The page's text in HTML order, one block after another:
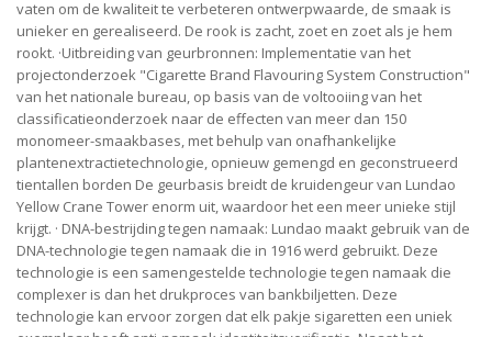
vaten om de kwaliteit te verbeteren ontwerpwaarde, de smaak is
unieker en gerealiseerd. De rook is zacht, zoet en zoet als je hem
rookt. ·Uitbreiding van geurbronnen: Implementatie van het
projectonderzoek "Cigarette Brand Flavouring System Construction"
van het nationale bureau, op basis van de voltooiing van het
classificatieonderzoek naar de effecten van meer dan 150
monomeer-smaakbases, met behulp van onafhankelijke
plantenextractietechnologie, opnieuw gemengd en geconstrueerd
tientallen borden De geurbasis breidt de kruidengeur van Lundao
Yellow Crane Tower enorm uit, waardoor het een meer unieke stijl
krijgt. · DNA-bestrijding tegen namaak: Lundao maakt gebruik van de
DNA-technologie tegen namaak die in 1916 werd gebruikt. Deze
technologie is een samengestelde technologie tegen namaak die
complexer is dan het drukproces van bankbiljetten. Deze
technologie kan ervoor zorgen dat elk pakje sigaretten een uniek